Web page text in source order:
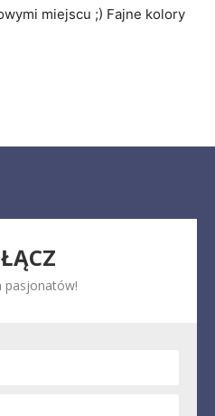
miejscu ;) Fajne kolory
pasjonatów!